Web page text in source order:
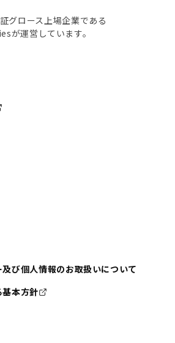
グロース上場企業である
が運営しています。
び個人情報のお取扱いについて
本方針